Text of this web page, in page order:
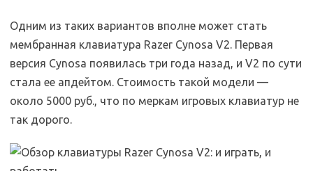
Одним из таких вариантов вполне может стать
мембранная клавиатура Razer Cynosa V2. Первая
версия Cynosa появилась три года назад, и V2 по сути
стала ее апдейтом. Стоимость такой модели —
около 5000 руб., что по меркам игровых клавиатур не
так дорого.